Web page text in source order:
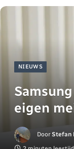
NIEUWS
eigen
Door Stefan